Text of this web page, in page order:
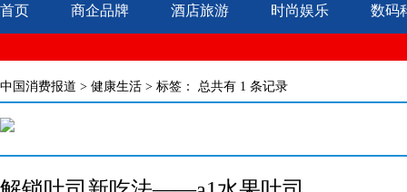
首页 商企品牌 酒店旅游 时尚娱乐 数码
中国消费报道 > 健康生活 > 标签： 总共有 1 条记录